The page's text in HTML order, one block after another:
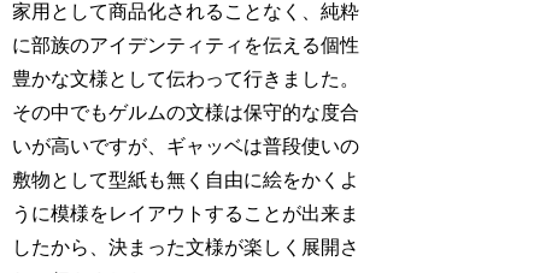
家用として商品化されることなく、純粋
に部族のアイデンティティを伝える個性
豊かな文様として伝わって行きました。
その中でもゲルムの文様は保守的な度合
いが高いですが、ギャッベは普段使いの
敷物として型紙も無く自由に絵をかくよ
うに模様をレイアウトすることが出来ま
したから、決まった文様が楽しく展開さ